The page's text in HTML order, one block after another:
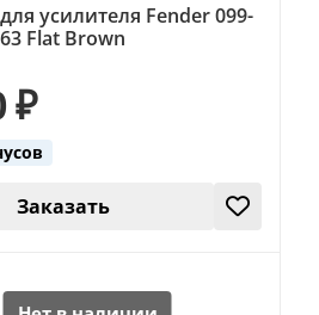
усилителя Fender 099-
Flat Brown
₽
Заказать